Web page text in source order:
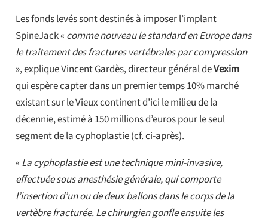
Les fonds levés sont destinés à imposer l’implant
SpineJack «comme nouveau le standard en Europe dans
le traitement des fractures vertébrales par compression
», explique Vincent Gardès, directeur général deVexim
qui espère capter dans un premier temps 10% marché
existant sur le Vieux continent d’ici le milieu de la
décennie, estimé à 150 millions d’euros pour le seul
segment de la cyphoplastie (cf. ci-après).
«La cyphoplastie est une technique mini-invasive,
effectuée sous anesthésie générale, qui comporte
l’insertion d’un ou de deux ballons dans le corps de la
vertèbre fracturée. Le chirurgien gonfle ensuite les